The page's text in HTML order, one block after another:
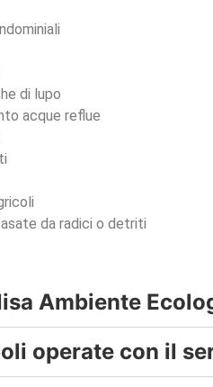
di lupo
acque reflue
da radici o detriti
Ambiente
operate con il